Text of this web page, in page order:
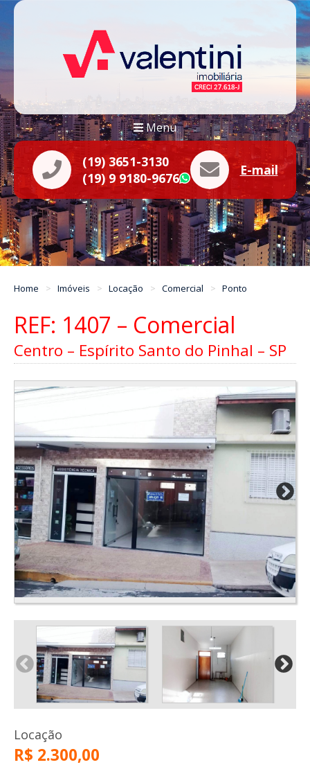
Menu
(19) 3651-3130
(19) 9 9180-9676
WhatsApp
E-mail
Home Imóveis Locação Comercial Ponto
REF: 1407 – Comercial
Centro – Espírito Santo do Pinhal – SP
Locação
R$ 2.300,00